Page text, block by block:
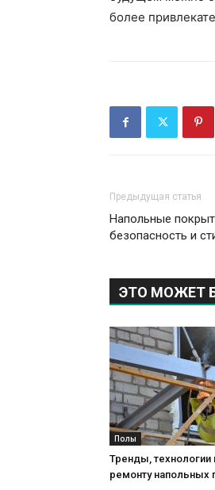
более
Предыдущая статья
Напольные
безопасность и
ЭТО МОЖЕТ
Полы
Тренды, технологии
ремонту напольных